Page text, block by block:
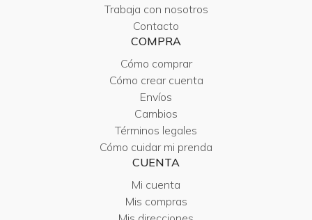
Trabaja con nosotros
Contacto
COMPRA
Cómo comprar
Cómo crear cuenta
Envíos
Cambios
Términos legales
Cómo cuidar mi prenda
CUENTA
Mi cuenta
Mis compras